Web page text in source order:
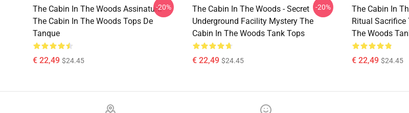
The Cabin In The Woods Assinatura
The Cabin In The Woods Tops De
Tanque
€ 22,49 $24.45
-20%
The Cabin In The Woods - Secret
Underground Facility Mystery The
Cabin In The Woods Tank Tops
€ 22,49 $24.45
-20%
The Cabin In
Ritual Sacrifice
The Woods
€ 22,49 $24.45